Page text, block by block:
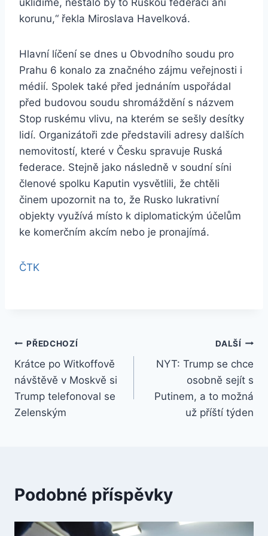
uklidíme, nestálo by to Ruskou federaci ani
korunu,“ řekla Miroslava Havelková.
Hlavní líčení se dnes u Obvodního soudu pro
Prahu 6 konalo za značného zájmu veřejnosti i
médií. Spolek také před jednáním uspořádal
před budovou soudu shromáždění s názvem
Stop ruskému vlivu, na kterém se sešly desítky
lidí. Organizátoři zde představili adresy dalších
nemovitostí, které v Česku spravuje Ruská
federace. Stejně jako následně v soudní síni
členové spolku Kaputin vysvětlili, že chtěli
činem upozornit na to, že Rusko lukrativní
objekty využívá místo k diplomatickým účelům
ke komerčním akcím nebo je pronajímá.
ČTK
Navigace
pro
příspěvek
PŘEDCHOZÍ
Krátce po Witkoffově
návštěvě v Moskvě si
Trump telefonoval se
Zelenským
DALŠÍ
NYT: Trump se chce
osobně sejít s
Putinem, a to možná
už příští týden
Podobné příspěvky